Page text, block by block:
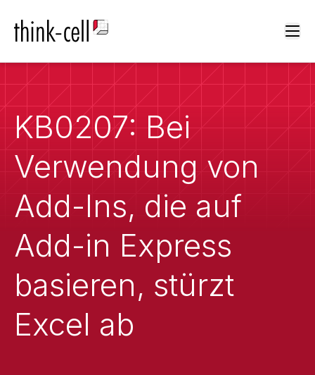
KB0207: Bei
Verwendung von
Add-Ins, die auf
Add-in Express
basieren, stürzt
Excel ab